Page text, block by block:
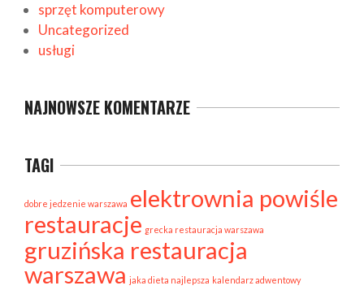
sprzęt komputerowy
Uncategorized
usługi
NAJNOWSZE KOMENTARZE
TAGI
dobre jedzenie warszawa elektrownia powiśle
restauracje grecka restauracja warszawa
gruzińska restauracja
warszawa jaka dieta najlepsza kalendarz adwentowy